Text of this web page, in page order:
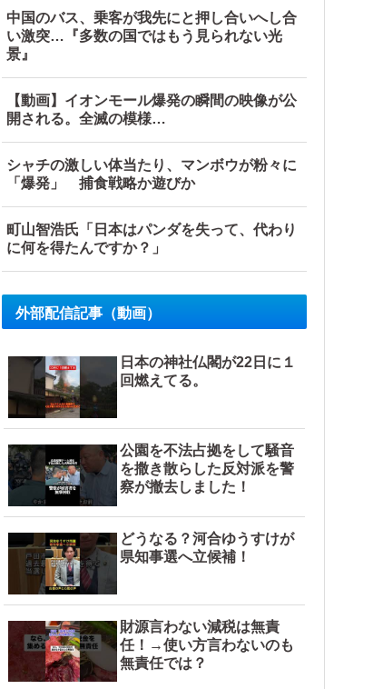
他
中国のバス、乗客が我先にと押し合いへし合
い激突…『多数の国ではもう見られない光
景』
【動画】イオンモール爆発の瞬間の映像が公
開される。全滅の模様…
シャチの激しい体当たり、マンボウが粉々に
「爆発」 捕食戦略か遊びか
町山智浩氏「日本はパンダを失って、代わり
に何を得たんですか？」
外部配信記事（動画）
日本の神社仏閣が22日に１
回燃えてる。
公園を不法占拠をして騒音
を撒き散らした反対派を警
察が撤去しました！
どうなる？河合ゆうすけが
県知事選へ立候補！
財源言わない減税は無責
任！→使い方言わないのも
無責任では？